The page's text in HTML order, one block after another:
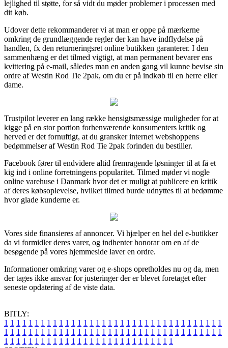
lejlighed til støtte, for så vidt du møder problemer i processen med
dit køb.
Udover dette rekommanderer vi at man er oppe på mærkerne
omkring de grundlæggende regler der kan have indflydelse på
handlen, fx den returneringsret online butikken garanterer. I den
sammenhæng er det tilmed vigtigt, at man permanent bevarer ens
kvittering på e-mail, således man en anden gang vil kunne bevise sin
ordre af Westin Rod Tie 2pak, om du er på indkøb til en herre eller
dame.
Trustpilot leverer en lang række hensigtsmæssige muligheder for at
kigge på en stor portion forhenværende konsumenters kritik og
herved er det fornuftigt, at du gransker internet webshoppens
bedømmelser af Westin Rod Tie 2pak forinden du bestiller.
Facebook fører til endvidere altid fremragende løsninger til at få et
kig ind i online forretningens popularitet. Tilmed møder vi nogle
online varehuse i Danmark hvor det er muligt at publicere en kritik
af deres købsoplevelse, hvilket tilmed burde udnyttes til at bedømme
hvor glade kunderne er.
Vores side finansieres af annoncer. Vi hjælper en hel del e-butikker
da vi formidler deres varer, og indhenter honorar om en af de
besøgende på vores hjemmeside laver en ordre.
Informationer omkring varer og e-shops opretholdes nu og da, men
der tages ikke ansvar for justeringer der er blevet foretaget efter
seneste opdatering af de viste data.
BITLY:
1 1 1 1 1 1 1 1 1 1 1 1 1 1 1 1 1 1 1 1 1 1 1 1 1 1 1 1 1 1 1 1 1 1 1 1
1 1 1 1 1 1 1 1 1 1 1 1 1 1 1 1 1 1 1 1 1 1 1 1 1 1 1 1 1 1 1 1 1 1 1 1
1 1 1 1 1 1 1 1 1 1 1 1 1 1 1 1 1 1 1 1 1 1 1 1 1 1 1 1